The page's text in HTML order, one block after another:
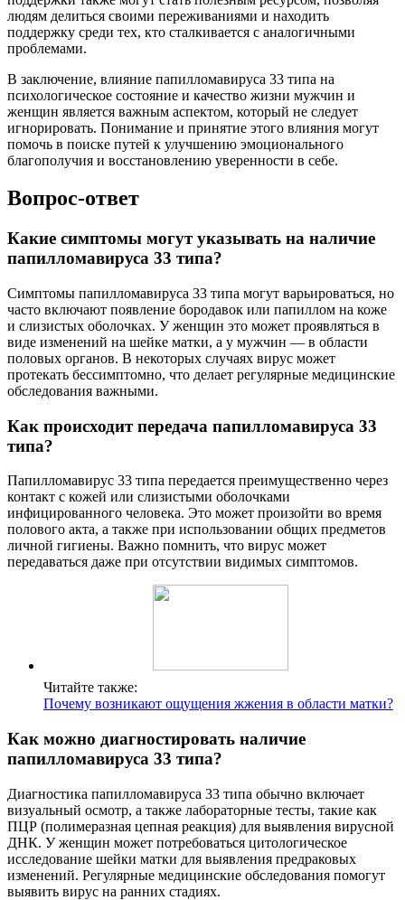
людям делиться своими переживаниями и находить
поддержку среди тех, кто сталкивается с аналогичными
проблемами.
В заключение, влияние папилломавируса 33 типа на
психологическое состояние и качество жизни мужчин и
женщин является важным аспектом, который не следует
игнорировать. Понимание и принятие этого влияния могут
помочь в поиске путей к улучшению эмоционального
благополучия и восстановлению уверенности в себе.
Вопрос-ответ
Какие симптомы могут указывать на наличие
папилломавируса 33 типа?
Симптомы папилломавируса 33 типа могут варьироваться, но
часто включают появление бородавок или папиллом на коже
и слизистых оболочках. У женщин это может проявляться в
виде изменений на шейке матки, а у мужчин — в области
половых органов. В некоторых случаях вирус может
протекать бессимптомно, что делает регулярные медицинские
обследования важными.
Как происходит передача папилломавируса 33
типа?
Папилломавирус 33 типа передается преимущественно через
контакт с кожей или слизистыми оболочками
инфицированного человека. Это может произойти во время
полового акта, а также при использовании общих предметов
личной гигиены. Важно помнить, что вирус может
передаваться даже при отсутствии видимых симптомов.
Читайте также:
Почему возникают ощущения жжения в области матки?
Как можно диагностировать наличие
папилломавируса 33 типа?
Диагностика папилломавируса 33 типа обычно включает
визуальный осмотр, а также лабораторные тесты, такие как
ПЦР (полимеразная цепная реакция) для выявления вирусной
ДНК. У женщин может потребоваться цитологическое
исследование шейки матки для выявления предраковых
изменений. Регулярные медицинские обследования помогут
выявить вирус на ранних стадиях.